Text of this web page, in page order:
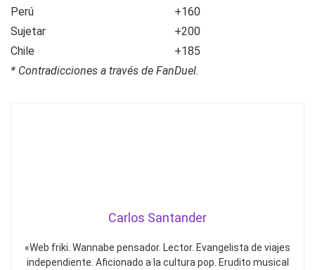
Perú
+160
Sujetar
+200
Chile
+185
* Contradicciones a través de FanDuel.
Carlos Santander
«Web friki. Wannabe pensador. Lector. Evangelista de viajes
independiente. Aficionado a la cultura pop. Erudito musical